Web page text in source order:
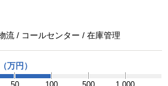
流 / コールセンター / 在庫管理
万円）